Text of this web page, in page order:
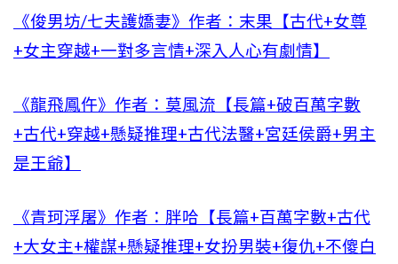
《俊男坊/七夫護嬌妻》作者：末果【古代+女尊
+女主穿越+一對多言情+深入人心有劇情】
《龍飛鳳仵》作者：莫風流【長篇+破百萬字數
+古代+穿越+懸疑推理+古代法醫+宮廷侯爵+男主
是王爺】
《青珂浮屠》作者：胖哈【長篇+百萬字數+古代
+大女主+權謀+懸疑推理+女扮男裝+復仇+不傻白